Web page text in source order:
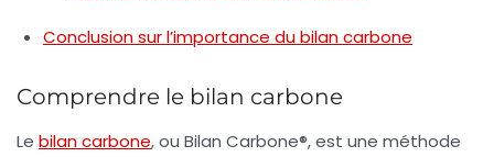
Conclusion sur l’importance du bilan carbone
Comprendre le bilan carbone
Le bilan carbone, ou Bilan Carbone®, est une méthode